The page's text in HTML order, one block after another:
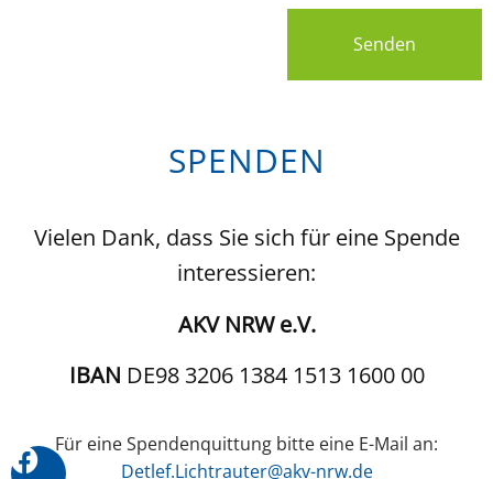
Senden
SPENDEN
Vielen Dank, dass Sie sich für eine Spende
interessieren:
AKV NRW e.V.
IBAN DE98 3206 1384 1513 1600 00
Für eine Spendenquittung bitte eine E-Mail an:
Detlef.Lichtrauter@akv-nrw.de